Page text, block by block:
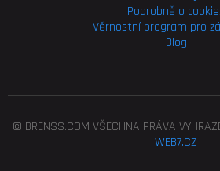
Podrobně o
Věrnostní program pro
Blog
© BRENSS.COM VŠECHNA PRÁVA
WEB7.CZ